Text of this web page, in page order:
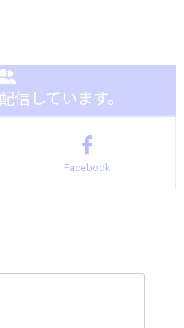
信しています。
Facebook